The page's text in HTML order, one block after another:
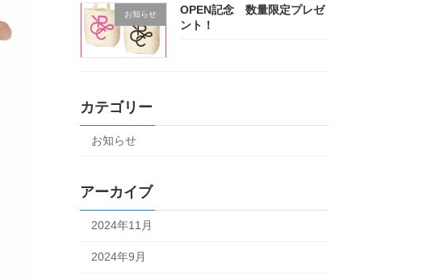
お知らせ
OPEN記念 数量限定プレゼ
ント！
カテゴリー
お知らせ
アーカイブ
2024年11月
2024年9月